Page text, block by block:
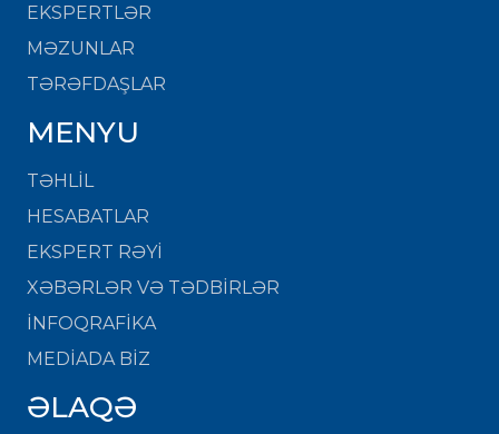
EKSPERTLƏR
MƏZUNLAR
TƏRƏFDAŞLAR
MENYU
TƏHLİL
HESABATLAR
EKSPERT RƏYİ
XƏBƏRLƏR VƏ TƏDBİRLƏR
İNFOQRAFİKA
MEDİADA BİZ
ƏLAQƏ